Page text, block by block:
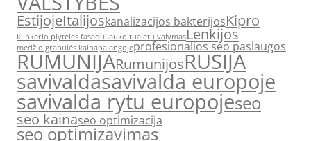
EstijojeItalijoskanalizacijos bakterijosKipro
klinkerio plyteles fasaduilauko tualetu valymasLenkijos
medžio granulės kainapalangojeprofesionalios seo paslaugos
RUMUNIJARumunijosRUSIJA
savivaldasavivalda europoje
savivalda rytu europojeseo
seo kainaseo optimizacija
seo optimizavimas